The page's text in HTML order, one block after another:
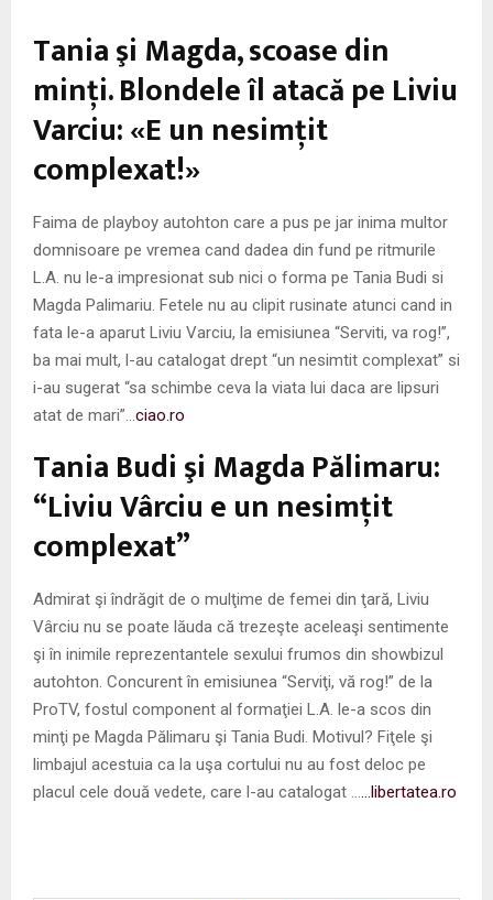
N
U
Tania şi Magda, scoase din
minţi. Blondele îl atacă pe Liviu
Varciu: «E un nesimţit
complexat!»
Faima de playboy autohton care a pus pe jar inima multor
domnisoare pe vremea cand dadea din fund pe ritmurile
L.A. nu le-a impresionat sub nici o forma pe Tania Budi si
Magda Palimariu. Fetele nu au clipit rusinate atunci cand in
fata le-a aparut Liviu Varciu, la emisiunea “Serviti, va rog!”,
ba mai mult, l-au catalogat drept “un nesimtit complexat” si
i-au sugerat “sa schimbe ceva la viata lui daca are lipsuri
atat de mari”… ciao.ro
Tania Budi şi Magda Pălimaru:
“Liviu Vârciu e un nesimţit
complexat”
Admirat şi îndrăgit de o mulţime de femei din ţară, Liviu
Vârciu nu se poate lăuda că trezeşte aceleaşi sentimente
şi în inimile reprezentantele sexului frumos din showbizul
autohton. Concurent în emisiunea “Serviţi, vă rog!” de la
ProTV, fostul component al formaţiei L.A. le-a scos din
minţi pe Magda Pălimaru şi Tania Budi. Motivul? Fiţele şi
limbajul acestuia ca la uşa cortului nu au fost deloc pe
placul cele două vedete, care l-au catalogat …
…libertatea.ro